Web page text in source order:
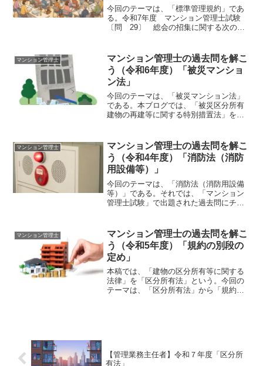
今回のテーマは、「標準管理規約」であ
る。令和7年度 マンション管理士試験
〔問 29〕 総会の招集に関する次の記
が建替え決議である総会の招集の通知
は、あて先の届出のない...
マンション管理士
マンション管理士の過去問を解こ
う（令和6年度）「被災マンショ
ン法」
今回のテーマは、「被災マンション法」
である。本ブログでは、「被災区分所有
建物の再建等に関する特別措置法」を
「区分所有法」という。それでは、「令
和6年度 マンション管理士試験...
マンション管理士
マンション管理士の過去問を解こ
う（令和4年度）「消防法（消防
用設備等）」
今回のテーマは、「消防法（消防用設備
等）」である。それでは、「マンション
管理士試験」で出題された過去問にチャ
防用設備等の設置及び点検に関する次の
記述のうち、消防法...
マンション管理士
マンション管理士の過去問を解こ
う（令和5年度）「規約の別段の
定め」
本稿では、「建物の区分所有等に関する
法律」を「区分所有法」という。今回の
テーマは、「区分所有法」から「規約の
【管理業務主任者】令和７年度「区分所
有法」